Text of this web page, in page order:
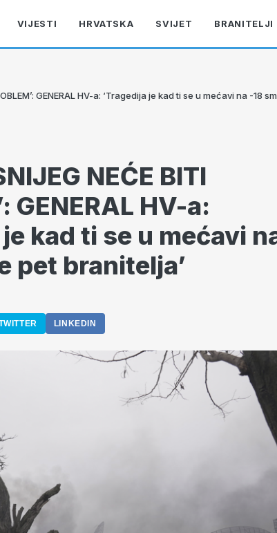
VIJESTI HRVATSKA SVIJET BRANITELJI
GENERAL HV-a: ‘Tragedija je kad ti se u mećavi na -18
NEĆE BITI
GENERAL HV-a:
kad ti se u mećavi
pet branitelja’
LINKEDIN